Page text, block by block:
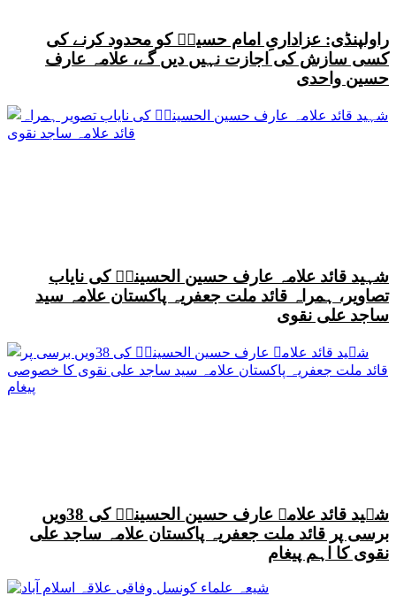
راولپنڈی: عزاداریِ امام حسینؑ کو محدود کرنے کی
کسی سازش کی اجازت نہیں دیں گے، علامہ عارف
حسین واحدی
شہید قائد علامہ عارف حسین الحسینیؒ کی نایاب
تصاویر، ہمراہ قائد ملت جعفریہ پاکستان علامہ سید
ساجد علی نقوی
شہید قائد علامہ عارف حسین الحسینیؒ کی 38ویں
برسی پر قائد ملت جعفریہ پاکستان علامہ ساجد علی
نقوی کا اہم پیغام